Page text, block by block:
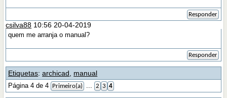
Responder
csilva88 10:56 20-04-2019
quem me arranja o manual?
Responder
Etiquetas:archicad manual
Página 4 de 4 Primeiro(a) ... 2 3 4